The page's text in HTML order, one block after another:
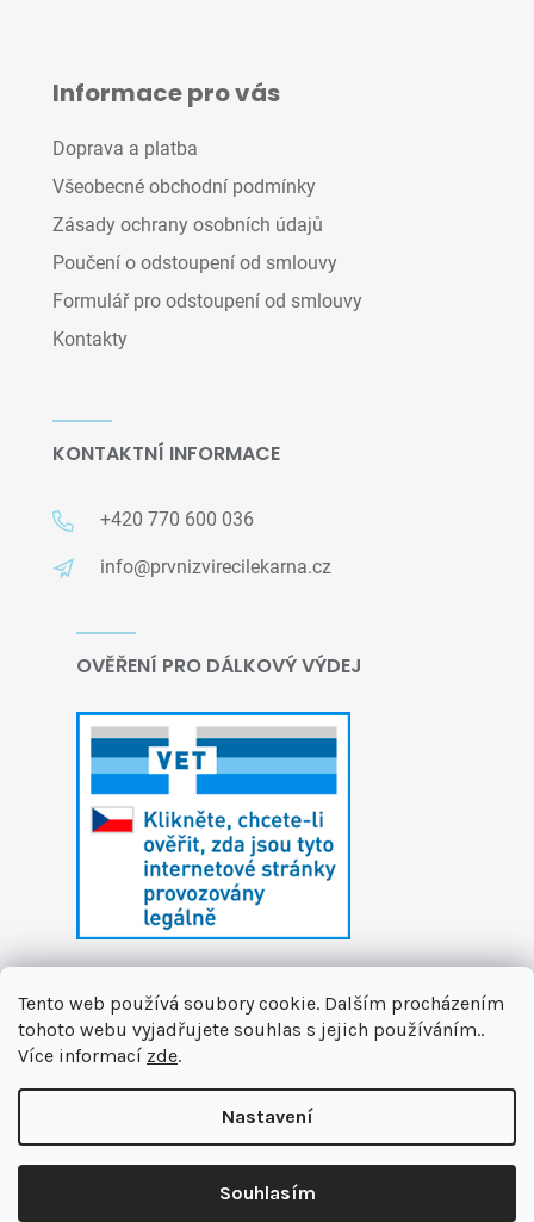
Tento web používá soubory cookie. Dalším procházením
tohoto webu vyjadřujete souhlas s jejich používáním..
Více informací zde.
Nastavení
Souhlasím
🏝️ Dáváme si letní pauzu. Připravujeme pro vás novinky a na
podzim se na vás těšíme v nové podobě. Jsme tu pro Vás na
Informace pro vás
Doprava a platba
Všeobecné obchodní podmínky
Zásady ochrany osobních údajů
Poučení o odstoupení od smlouvy
Formulář pro odstoupení od smlouvy
Kontakty
KONTAKTNÍ INFORMACE
+420 770 600 036
info@prvnizvirecilekarna.cz
OVĚŘENÍ PRO DÁLKOVÝ VÝDEJ
Copyright 2026První zvířecí lékárna. Všechna